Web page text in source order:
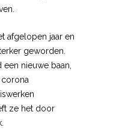
afgelopen jaar en
geworden.
nieuwe baan,
ze het door